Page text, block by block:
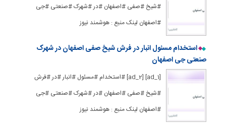
#شیخ #صفی #اصفهان #در #شهرک #صنعتی #جی
#اصفهان لینک منبع : هوشمند نیوز
استخدام مسئول انبار در فرش شیخ صفی اصفهان در شهرک
صنعتی جی اصفهان
[ad_1] [ad_2] #استخدام #مسئول #انبار #در #فرش
#شیخ #صفی #اصفهان #در #شهرک #صنعتی #جی
#اصفهان لینک منبع : هوشمند نیوز